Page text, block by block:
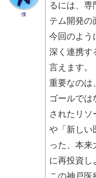
僕
るには、専
テム開発の
今回のよう
深く連携す
言えます。
重要なのは
ゴールでは
されたリソ
や「新しい
った、本来
に再投資し